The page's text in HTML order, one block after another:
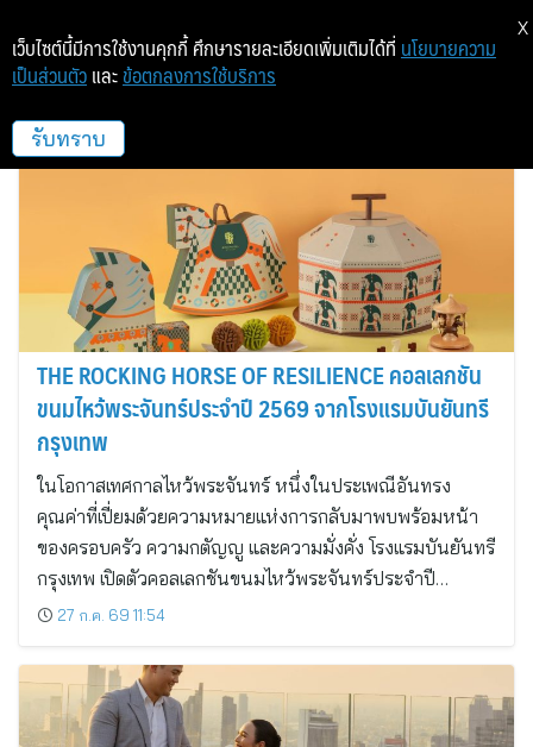
โรงแรมบันยันทรี กรุงเทพ
THE ROCKING HORSE OF RESILIENCE คอลเลกชัน
ขนมไหว้พระจันทร์ประจำปี 2569 จากโรงแรมบันยันทรี
กรุงเทพ
ในโอกาสเทศกาลไหว้พระจันทร์ หนึ่งในประเพณีอันทรง
คุณค่าที่เปี่ยมด้วยความหมายแห่งการกลับมาพบพร้อมหน้า
ของครอบครัว ความกตัญญู และความมั่งคั่ง โรงแรมบันยันทรี
กรุงเทพ เปิดตัวคอลเลกชันขนมไหว้พระจันทร์ประจำปี…
27 ก.ค. 69 11:54
เว็บไซต์นี้มีการใช้งานคุกกี้ ศึกษารายละเอียดเพิ่มเติมได้ที่ นโยบายความ
เป็นส่วนตัว และ ข้อตกลงการใช้บริการ
รับทราบ
X